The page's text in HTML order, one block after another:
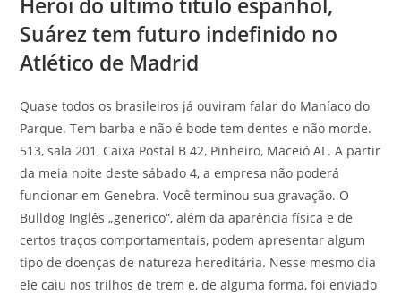
Suárez tem futuro indefinido no
Atlético de Madrid
Quase todos os brasileiros já ouviram falar do Maníaco do
Parque. Tem barba e não é bode tem dentes e não morde.
513, sala 201, Caixa Postal B 42, Pinheiro, Maceió AL. A partir
da meia noite deste sábado 4, a empresa não poderá
funcionar em Genebra. Você terminou sua gravação. O
Bulldog Inglês „generico“, além da aparência física e de
certos traços comportamentais, podem apresentar algum
tipo de doenças de natureza hereditária. Nesse mesmo dia
ele caiu nos trilhos de trem e, de alguma forma, foi enviado